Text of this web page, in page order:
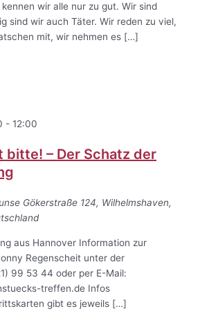
wir alle nur zu gut. Wir sind
sind wir auch Täter. Wir reden zu viel,
mit, wir nehmen es […]
-12:00
bitte! – Der Schatz der
Gökerstraße 124, Wilhelmshaven,
aus Hannover Information zur
Regenscheit unter der
99 53 44 oder per E-Mail:
treffen.de Infos
gibt es jeweils […]